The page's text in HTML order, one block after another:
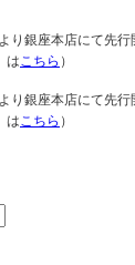
り銀座本店にて先
はこちら ）
り銀座本店にて先
はこちら ）